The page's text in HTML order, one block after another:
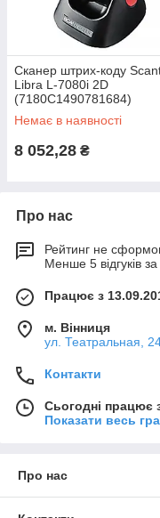
Сканер штрих-коду
Libra L-7080i 2D
(7180C1490781684)
Немає в наявності
8 052,28 ₴
Про нас
Рейтинг не
Менше 5 відгуків за
Працює з
м. Вінниця
ул. Театральная,
Контакти
Сьогодні працює
Показати весь
Про нас